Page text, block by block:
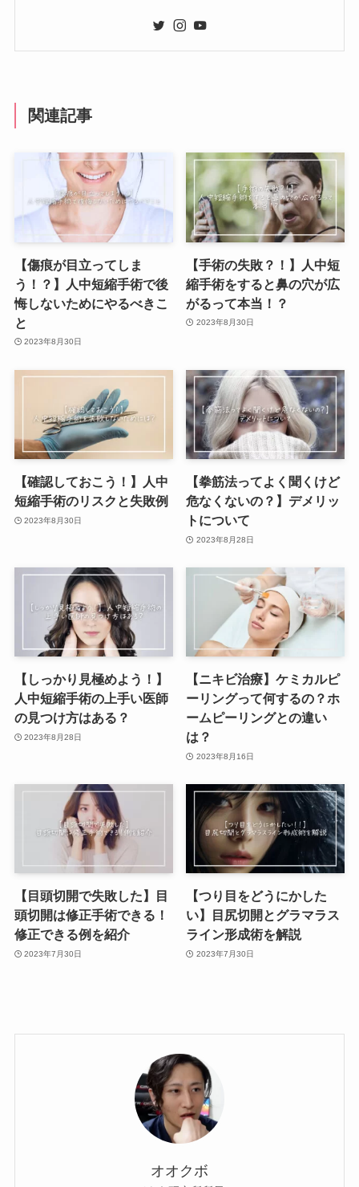
関連記事
【傷痕が目立ってしま
う！？】人中短縮手術で後
悔しないためにやるべきこ
と
2023年8月30日
【手術の失敗？！】人中短
縮手術をすると鼻の穴が広
がるって本当！？
2023年8月30日
【確認しておこう！】人中
短縮手術のリスクと失敗例
2023年8月30日
【拳筋法ってよく聞くけど
危なくないの？】デメリッ
トについて
2023年8月28日
【しっかり見極めよう！】
人中短縮手術の上手い医師
の見つけ方はある？
2023年8月28日
【ニキビ治療】ケミカルピ
ーリングって何するの？ホ
ームピーリングとの違い
は？
2023年8月16日
【目頭切開で失敗した】目
頭切開は修正手術できる！
修正できる例を紹介
2023年7月30日
【つり目をどうにかした
い】目尻切開とグラマラス
ライン形成術を解説
2023年7月30日
オオクボ